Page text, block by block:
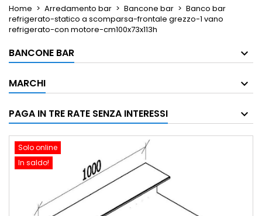
Home Arredamento bar Bancone bar
Banco bar
refrigerato-statico a scomparsa-frontale grezzo-1 vano
refrigerato-con motore-cm100x73x113h
BANCONE BAR
MARCHI
PAGA IN TRE RATE SENZA INTERESSI
Solo online
In saldo!